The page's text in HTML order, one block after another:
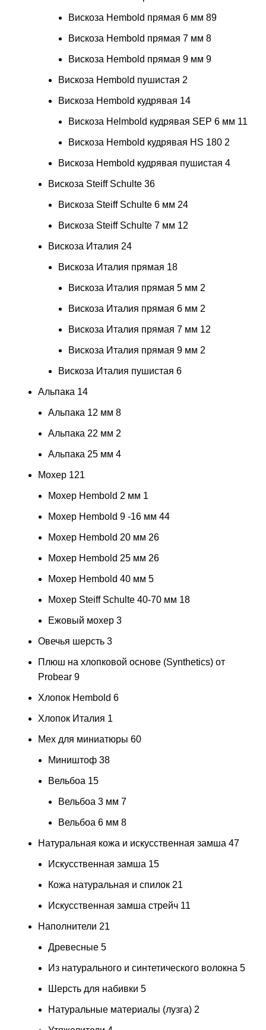
Вискоза Hembold прямая 6 мм 89
Вискоза Hembold прямая 7 мм 8
Вискоза Hembold прямая 9 мм 9
Вискоза Hembold пушистая 2
Вискоза Hembold кудрявая 14
Вискоза Helmbold кудрявая SEP 6 мм 11
Вискоза Hembold кудрявая HS 180 2
Вискоза Hembold кудрявая пушистая 4
Вискоза Steiff Schulte 36
Вискоза Steiff Schulte 6 мм 24
Вискоза Steiff Schulte 7 мм 12
Вискоза Италия 24
Вискоза Италия прямая 18
Вискоза Италия прямая 5 мм 2
Вискоза Италия прямая 6 мм 2
Вискоза Италия прямая 7 мм 12
Вискоза Италия прямая 9 мм 2
Вискоза Италия пушистая 6
Альпака 14
Альпака 12 мм 8
Альпака 22 мм 2
Альпака 25 мм 4
Мохер 121
Мохер Hembold 2 мм 1
Мохер Hembold 9 -16 мм 44
Мохер Hembold 20 мм 26
Мохер Hembold 25 мм 26
Мохер Hembold 40 мм 5
Мохер Steiff Schulte 40-70 мм 18
Ежовый мохер 3
Овечья шерсть 3
Плюш на хлопковой основе (Synthetics) от
Probear 9
Хлопок Hembold 6
Хлопок Италия 1
Мех для миниатюры 60
Миништоф 38
Вельбоа 15
Вельбоа 3 мм 7
Вельбоа 6 мм 8
Натуральная кожа и искусственная замша 47
Искусственная замша 15
Кожа натуральная и спилок 21
Искусственная замша стрейч 11
Наполнители 21
Древесные 5
Из натурального и синтетического волокна 5
Шерсть для набивки 5
Натуральные материалы (лузга) 2